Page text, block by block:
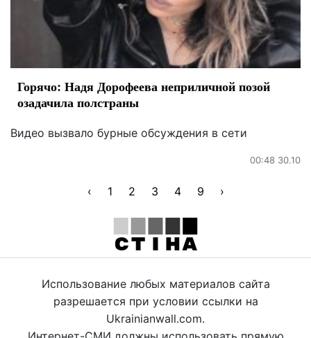
Горячо: Надя Дорофеева неприличной позой
озадачила полстраны
Видео вызвало бурные обсуждения в сети
00:48 30.10
‹ 1 2 3 4 9 ›
Использование любых материалов сайта
разрешается при условии ссылки на
Ukrainianwall.com.